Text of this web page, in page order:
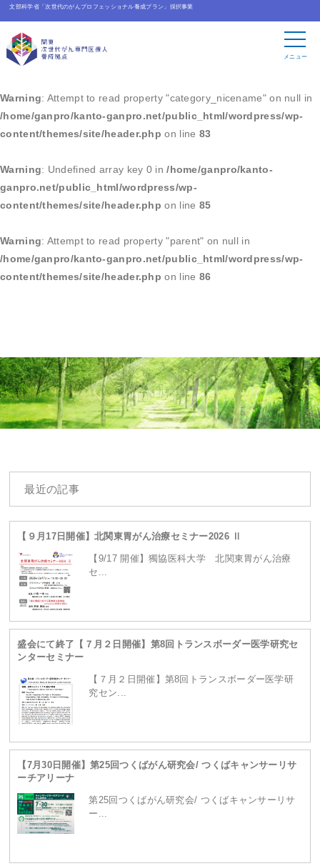
ganpro.net/public_html/wordpress/wp-
content/themes/site/header.php
Warning: Attempt to read property "category_nicename" on null in
/home/ganpro/kanto-ganpro.net/public_html/wordpress/wp-
content/themes/site/header.php on line 83
Warning: Undefined array key 0 in/home/ganpro/kanto-
ganpro.net/public_html/wordpress/wp-
content/themes/site/header.php on line 85
Warning: Attempt to read property "parent" on null in
/home/ganpro/kanto-ganpro.net/public_html/wordpress/wp-
content/themes/site/header.php on line 86
文部科学省「次世代のがんプロフェッショナル養成プラン」採択事業
メニュー
/home/ganpro/kanto-
ganpro.net/public_html/wordpress/wp-
content/themes/site/header.phpon line229
Warning: Attempt to read property "term_id" on
最近の記事
【９月17日開催】北関東胃がん治療セミナー2026 Ⅱ
【9/17 開催】獨協医科大学 北関東胃がん治療
セ...
盛会にて終了【７月２日開催】第8回トランスボーダー医学研究セ
ンターセミナー
【７月２日開催】第8回トランスボーダー医学研
究セン...
【7月30日開催】第25回つくばがん研究会/ つくばキャンサーリサ
ーチアリーナ
第25回つくばがん研究会/ つくばキャンサーリサ
ー...